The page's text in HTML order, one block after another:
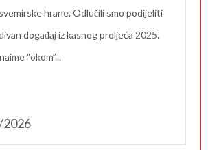
hrane. Odlučili smo podijeliti
događaj iz kasnog proljeća 2025.
“okom”...